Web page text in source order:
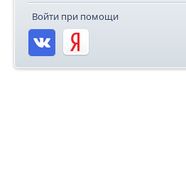
Войти при помощи